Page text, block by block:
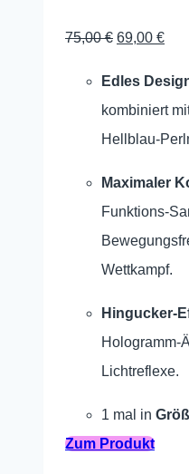
75,00€ 69,00 €
Edles
kombiniert
Hellblau-
Maximaler
Funktions-
Wettkampf.
Hingucker-
Hologramm-
Lichtreflexe.
1 mal in
Zum Produkt